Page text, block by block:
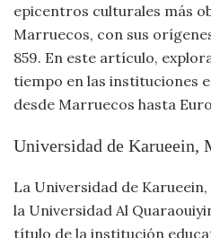
Literatura
Moda
y
Tendencias
Psicología
epicentros culturales más
Marruecos, con sus
859. En este artículo,
tiempo en las instituciones
desde Marruecos hasta
Universidad de Karueein,
La Universidad de
la Universidad Al
título de la institución